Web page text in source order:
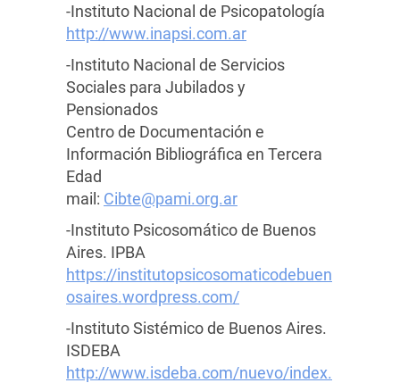
-Instituto Nacional de Psicopatología
http://www.inapsi.com.ar
-Instituto Nacional de Servicios
Sociales para Jubilados y
Pensionados
Centro de Documentación e
Información Bibliográfica en Tercera
Edad
mail: Cibte@pami.org.ar
-Instituto Psicosomático de Buenos
Aires. IPBA
https://institutopsicosomaticodebuen
osaires.wordpress.com/
-Instituto Sistémico de Buenos Aires.
ISDEBA
http://www.isdeba.com/nuevo/index.